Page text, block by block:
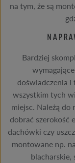
na tym, że są
Bardziej
doświadczenia i
wszystkim tych
miejsc. Należą do
dobrać szerokość
dachówki czy
montowane np.
blacharskie,